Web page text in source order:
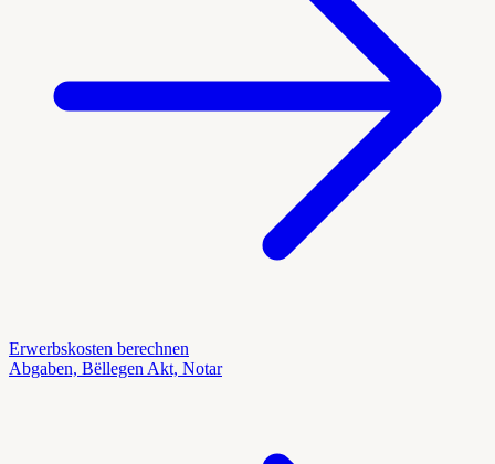
Erwerbskosten berechnen
Abgaben, Bëllegen Akt, Notar